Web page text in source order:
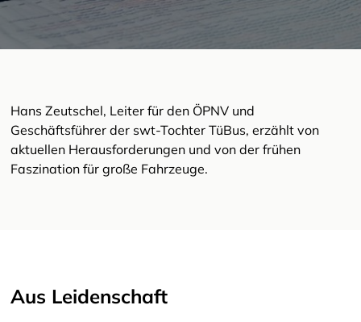
Hans Zeutschel, Leiter für den ÖPNV und
Geschäftsführer der swt-Tochter TüBus, erzählt von
aktuellen Herausforderungen und von der frühen
Faszination für große Fahrzeuge.
Aus Leidenschaft